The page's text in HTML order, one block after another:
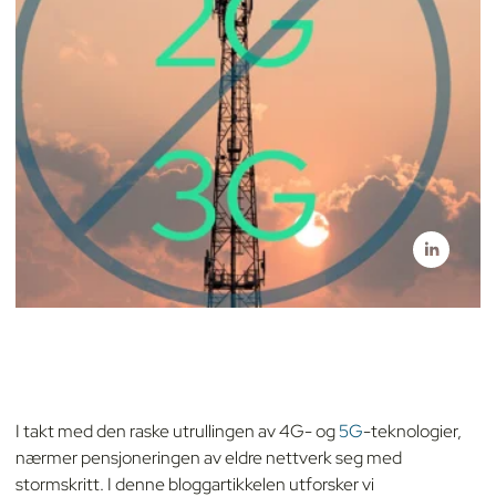
I takt med den raske utrullingen av 4G- og5G-teknologier,
nærmer pensjoneringen av eldre nettverk seg med
stormskritt. I denne bloggartikkelen utforsker vi